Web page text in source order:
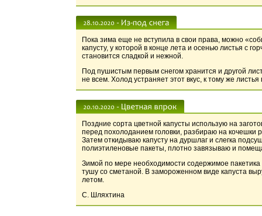
Пока зима еще не вступила в свои права, можно
капусту, у которой в конце лета и осенью листья с
становится сладкой и нежной.
Под пушистым первым снегом хранится и другой
не всем. Холод устраняет этот вкус, к тому же
Поздние сорта цветной капусты использую на
перед похолоданием головки, разбираю на
Затем откидываю капусту на дуршлаг и слегка
полиэтиленовые пакеты, плотно завязываю и
Зимой по мере необходимости содержимое
тушу со сметаной. В замороженном виде капуста
летом.
С. Шляхтина